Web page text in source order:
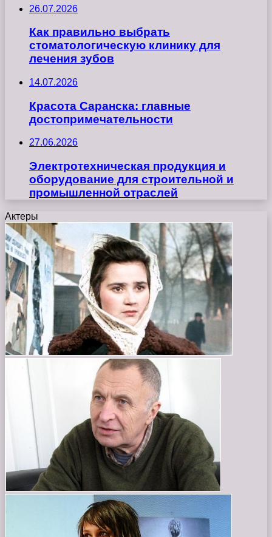
26.07.2026
Как правильно выбрать
стоматологическую клинику для
лечения зубов
14.07.2026
Красота Саранска: главные
достопримечательности
27.06.2026
Электротехническая продукция и
оборудование для строительной и
промышленной отраслей
Актеры